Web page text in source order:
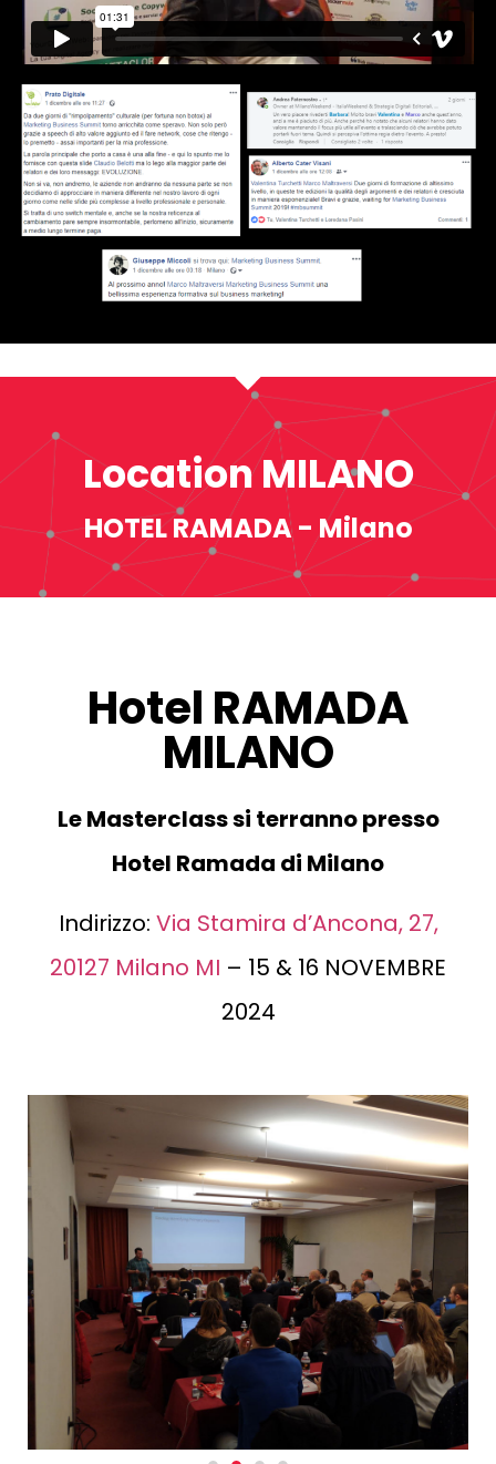
Location MILANO
HOTEL RAMADA - Milano
Hotel RAMADA
MILANO
Le Masterclass si terranno presso
Hotel Ramada di Milano
Indirizzo: Via Stamira d’Ancona, 27,
20127 Milano MI – 15 & 16 NOVEMBRE
2024